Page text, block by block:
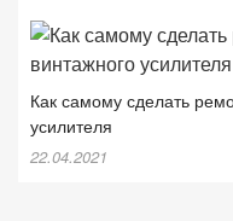
Как самому сделать
усилителя
22.04.2021